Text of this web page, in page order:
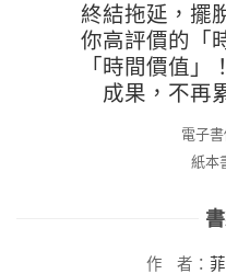
終結拖延，擺
你高評價的「
「時間價值」
成果，不再
電子書
紙本
作 者：